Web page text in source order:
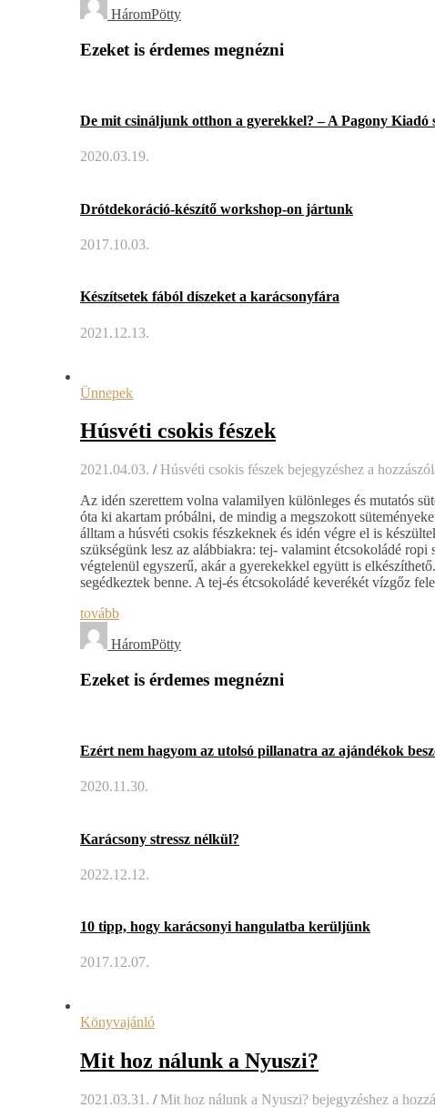
HáromPötty
Ezeket is érdemes megnézni
De mit csináljunk otthon a gyerekkel? – A Pagony Kiadó
2020.03.19.
Drótdekoráció-készítő workshop-on jártunk
2017.10.03.
Készítsetek fából díszeket a karácsonyfára
2021.12.13.
Ünnepek
Húsvéti csokis fészek
2021.04.03. / Húsvéti csokis fészek bejegyzéshez a
Az idén szerettem volna valamilyen különleges és mutatós
óta ki akartam próbálni, de mindig a megszokott
álltam a húsvéti csokis fészkeknek és idén végre el is
szükségünk lesz az alábbiakra: tej- valamint étcsokoládé
végtelenül egyszerű, akár a gyerekekkel együtt is
segédkeztek benne. A tej-és étcsokoládé keverékét vízgőz
tovább
HáromPötty
Ezeket is érdemes megnézni
Ezért nem hagyom az utolsó pillanatra az ajándékok
2020.11.30.
Karácsony stressz nélkül?
2022.12.12.
10 tipp, hogy karácsonyi hangulatba kerüljünk
2017.12.07.
Könyvajánló
Mit hoz nálunk a Nyuszi?
2021.03.31. / Mit hoz nálunk a Nyuszi? bejegyzéshez a